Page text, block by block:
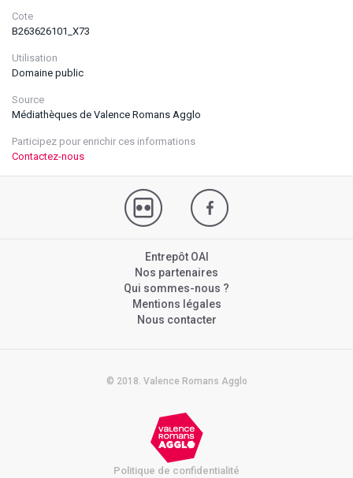
Cote
B263626101_X73
Utilisation
Domaine public
Source
Médiathèques de Valence Romans Agglo
Participez pour enrichir ces informations
Contactez-nous
Entrepôt OAI
Nos partenaires
Qui sommes-nous ?
Mentions légales
Nous contacter
© 2018. Valence Romans Agglo
Politique de confidentialité